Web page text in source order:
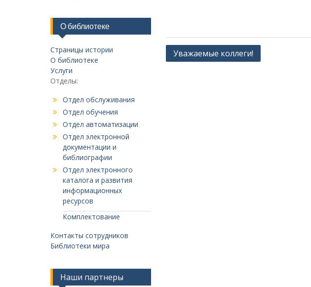
О библиотеке
Страницы истории
О библиотеке
Услуги
Отделы:
Отдел обслуживания
Отдел обучения
Отдел автоматизации
Отдел электронной
документации и
библиографии
Отдел электронного
каталога и развития
информационных
ресурсов
Комплектование
Контакты сотрудников
Библиотеки мира
Наши партнеры
Навигация
Уважаемые коллеги!